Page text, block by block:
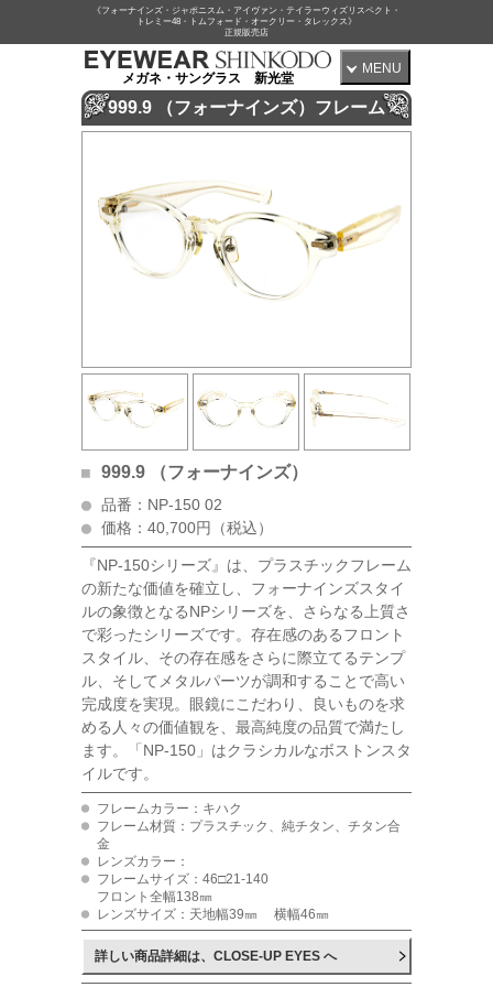
《フォーナインズ・ジャポニスム・アイヴァン・テイラーウィズリスペクト・
トレミー48・トムフォード・オークリー・タレックス》
正規販売店
メガネ・サングラス 新光堂
MENU
999.9 （フォーナインズ）フレーム
999.9 （フォーナインズ）
品番：NP-150 02
価格：40,700円（税込）
『NP-150シリーズ』は、プラスチックフレーム
の新たな価値を確立し、フォーナインズスタイ
ルの象徴となるNPシリーズを、さらなる上質さ
で彩ったシリーズです。存在感のあるフロント
スタイル、その存在感をさらに際立てるテンプ
ル、そしてメタルパーツが調和することで高い
完成度を実現。眼鏡にこだわり、良いものを求
める人々の価値観を、最高純度の品質で満たし
ます。「NP-150」はクラシカルなボストンスタ
イルです。
フレームカラー：キハク
フレーム材質：プラスチック、純チタン、チタン合
金
レンズカラー：
フレームサイズ：46□21-140
フロント全幅138㎜
レンズサイズ：天地幅39㎜ 横幅46㎜
詳しい商品詳細は、CLOSE-UP EYES へ